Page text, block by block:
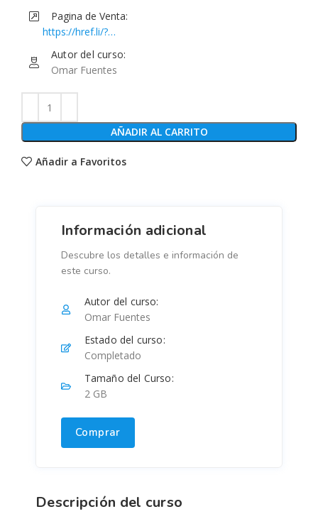
Pagina de Venta:
https://href.li/?
https://www.musihacks.com/offers/Xqvv5Thv/checkout
Autor del curso:
Omar Fuentes
AÑADIR AL CARRITO
Añadir a Favoritos
Descripción del curso
Información adicional
Descubre los detalles e información de
este curso.
Autor del curso:
Omar Fuentes
Estado del curso:
Completado
Tamaño del Curso:
2 GB
Comprar